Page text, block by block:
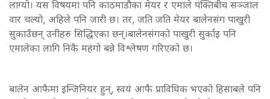
लाग्यो। यस विषयमा पनि काठमाडौका मेयर र एमाले पंक्तिबीच सञ्जाल
वार चल्यो, अहिले पनि जारी छ। तर, जति जति मेयर बालेनसंग पाखुरी
सुकाउँछन् उनीहरु सिद्धिएका छन्।बालेनसंगको पाखुरी सुर्काइ पनि
एमालेका लागि निकै महंगो बन्ने विश्लेषण गरिएको छ।
बालेन आफैमा इन्जिनियर हुन्, स्वयं आफै प्राविधिक भएको हिसाबले पनि